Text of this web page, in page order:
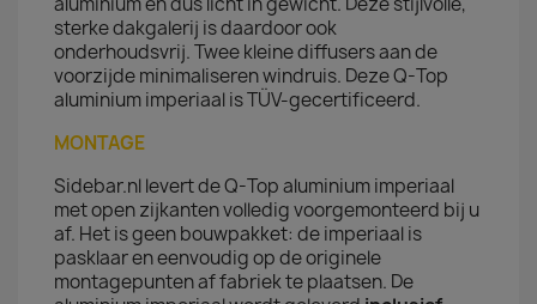
sterke dakgalerij is daardoor ook
onderhoudsvrij. Twee kleine diffusers aan de
voorzijde minimaliseren windruis. Deze Q-Top
aluminium imperiaal is TÜV-gecertificeerd.
MONTAGE
Sidebar.nl levert de Q-Top aluminium imperiaal
met open zijkanten volledig voorgemonteerd bij u
af. Het is geen bouwpakket: de imperiaal is
pasklaar en eenvoudig op de originele
montagepunten af fabriek te plaatsen. De